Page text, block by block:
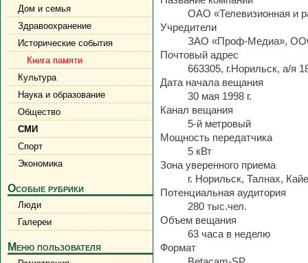
Дом и семья
Здравоохранение
Исторические события
Книга памяти
Культура
Наука и образование
Общество
СМИ
Спорт
Экономика
Особые рубрики
Люди
Галереи
Меню пользователя
ОАО «Телевизионная и
Учредители
ЗАО «Проф-Медиа»,
Почтовый адрес
663305, г.Норильск, а/я
Дата начала вещания
30 мая 1998 г.
Канал вещания
5-й метровый
Мощность передатчика
5 кВт
Зона уверенного приема
г. Норильск, Талнах,
Потенциальная аудитория
280 тыс.чел.
Объем вещания
63 часа в неделю
Формат